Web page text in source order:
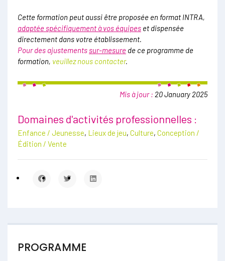
Cette formation peut aussi être proposée en format INTRA,
adaptée spécifiquement à vos équipes et dispensée
directement dans votre établissement.
Pour des ajustementssur-mesure de ce programme de
formation, veuillez nous contacter.
Mis à jour : 20 January 2025
Domaines d'activités professionnelles :
Enfance / Jeunesse, Lieux de jeu, Culture, Conception /
Édition / Vente
PROGRAMME